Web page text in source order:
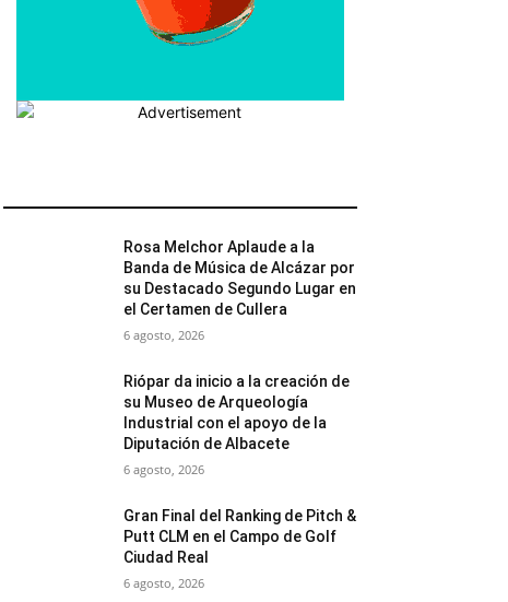
Rosa Melchor Aplaude a la
Banda de Música de Alcázar por
su Destacado Segundo Lugar en
el Certamen de Cullera
6 agosto, 2026
Riópar da inicio a la creación de
su Museo de Arqueología
Industrial con el apoyo de la
Diputación de Albacete
6 agosto, 2026
Gran Final del Ranking de Pitch &
Putt CLM en el Campo de Golf
Ciudad Real
6 agosto, 2026